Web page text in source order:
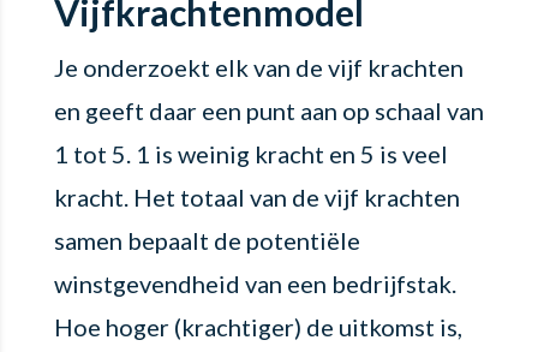
Vijfkrachtenmodel
Je onderzoekt elk van de vijf krachten
en geeft daar een punt aan op schaal van
1 tot 5. 1 is weinig kracht en 5 is veel
kracht. Het totaal van de vijf krachten
samen bepaalt de potentiële
winstgevendheid van een bedrijfstak.
Hoe hoger (krachtiger) de uitkomst is,